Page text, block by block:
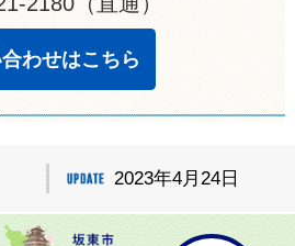
わせはこちら
2023年4月24日